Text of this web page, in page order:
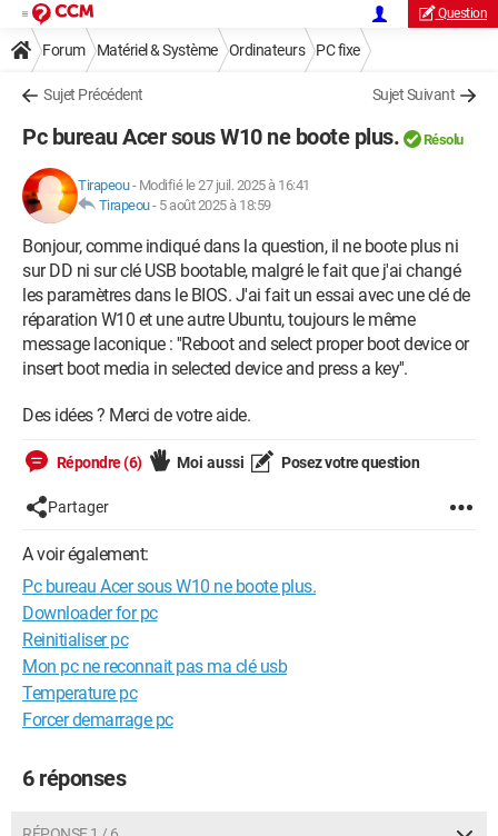
Question
Forum Matériel & Système Ordinateurs PC fixe
Sujet Précédent Sujet Suivant
Pc bureau Acer sous W10 ne boote plus. Résolu
Tirapeou- Modifié le 27 juil. 2025 à 16:41
Tirapeou- 5 août 2025 à 18:59
Bonjour, comme indiqué dans la question, il ne boote plus ni
sur DD ni sur clé USB bootable, malgré le fait que j'ai changé
les paramètres dans le BIOS. J'ai fait un essai avec une clé de
réparation W10 et une autre Ubuntu, toujours le même
message laconique : ''Reboot and select proper boot device or
insert boot media in selected device and press a key''.
Des idées ? Merci de votre aide.
Répondre (6) Moi aussi Posez votre question
Partager
A voir également:
Pc bureau Acer sous W10 ne boote plus.
Downloader for pc
Reinitialiser pc
Mon pc ne reconnait pas ma clé usb
Temperature pc
Forcer demarrage pc
6 réponses